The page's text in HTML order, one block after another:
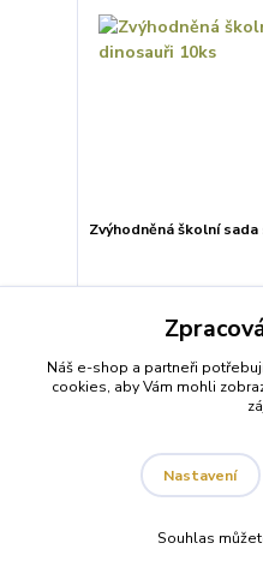
Zvýhodněná školní
Náš e-shop a partneři
cookies, aby Vám mohli
Nastavení
Souhlas